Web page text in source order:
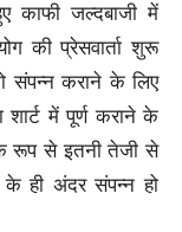
काफी जल्दबाजी में
की प्रेसवार्ता शुरू
संपन्न कराने के लिए
में पूर्ण कराने के
रूप से इतनी तेजी से
ही अंदर संपन्न हो